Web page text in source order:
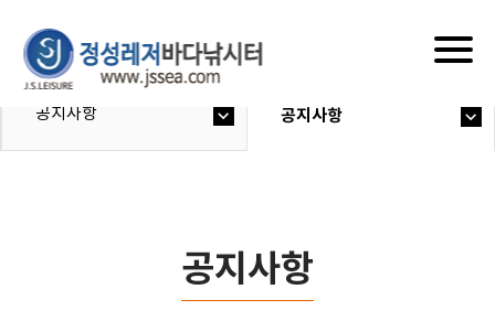
공지사항 공지사항
공지사항